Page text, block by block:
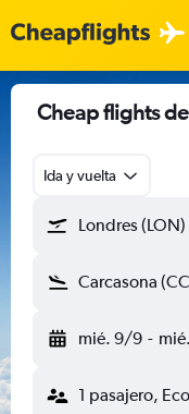
Cheap flights
Ida y vuelta
Londres (LON)
Carcasona
mié. 9/9 -
1 pasajero,